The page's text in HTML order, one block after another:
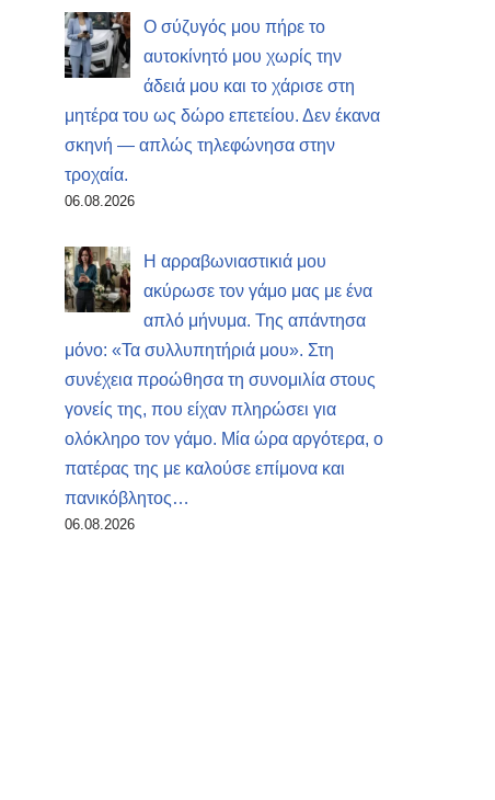
Ο σύζυγός μου πήρε το
αυτοκίνητό μου χωρίς την
άδειά μου και το χάρισε στη
μητέρα του ως δώρο επετείου. Δεν έκανα
σκηνή — απλώς τηλεφώνησα στην
τροχαία.
06.08.2026
Η αρραβωνιαστικιά μου
ακύρωσε τον γάμο μας με ένα
απλό μήνυμα. Της απάντησα
μόνο: «Τα συλλυπητήριά μου». Στη
συνέχεια προώθησα τη συνομιλία στους
γονείς της, που είχαν πληρώσει για
ολόκληρο τον γάμο. Μία ώρα αργότερα, ο
πατέρας της με καλούσε επίμονα και
πανικόβλητος…
06.08.2026